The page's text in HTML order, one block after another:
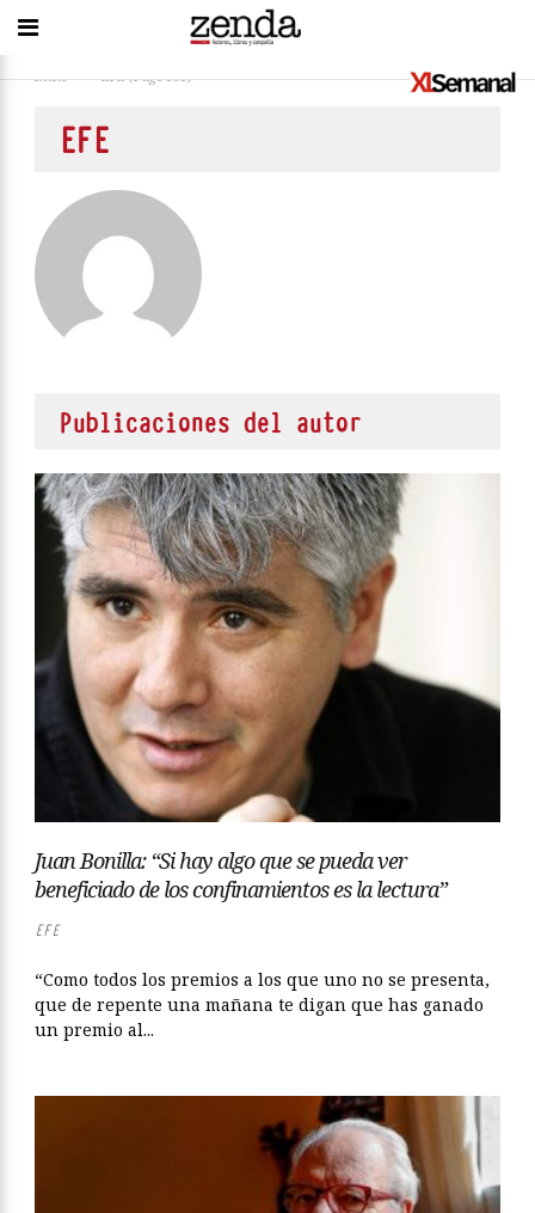
Inicio > EFE(Page 181)
EFE
Publicaciones del autor
Juan Bonilla: “Si hay algo que se pueda ver
beneficiado de los confinamientos es la lectura”
EFE
“Como todos los premios a los que uno no se presenta,
que de repente una mañana te digan que has ganado
un premio al...